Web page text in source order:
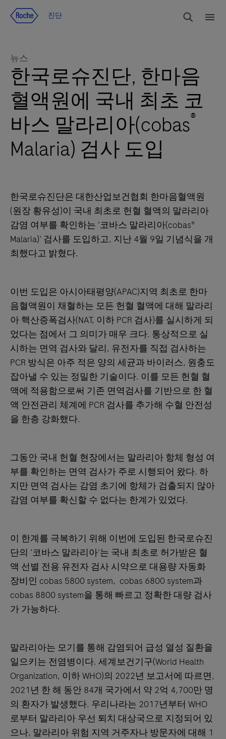
진단
뉴스
한국로슈진단, 한마음
혈액원에 국내 최초 코
바스 말라리아(cobas®
Malaria) 검사 도입
한국로슈진단은 대한산업보건협회 한마음혈액원
(원장 황유성)이 국내 최초로 헌혈 혈액의 말라리아
감염 여부를 확인하는 ‘코바스 말라리아(cobas®
Malaria)’ 검사를 도입하고, 지난 4월 9일 기념식을 개
최했다고 밝혔다.
이번 도입은 아시아태평양(APAC)지역 최초로 한마
음혈액원이 채혈하는 모든 헌혈 혈액에 대해 말라리
아 핵산증폭검사(NAT, 이하 PCR 검사)를 실시하게 되
었다는 점에서 그 의미가 매우 크다. 통상적으로 실
시하는 면역 검사와 달리, 유전자를 직접 검사하는
PCR 방식은 아주 적은 양의 세균과 바이러스, 원충도
잡아낼 수 있는 정밀한 기술이다. 이를 모든 헌혈 혈
액에 적용함으로써 기존 면역검사를 기반으로 한 혈
액 안전관리 체계에 PCR 검사를 추가해 수혈 안전성
을 한층 강화했다.
그동안 국내 헌혈 현장에서는 말라리아 항체 형성 여
부를 확인하는 면역 검사가 주로 시행되어 왔다. 하
지만 면역 검사는 감염 초기에 항체가 검출되지 않아
감염 여부를 확신할 수 없다는 한계가 있었다.
이 한계를 극복하기 위해 이번에 도입된 한국로슈진
단의 ‘코바스 말라리아’는 국내 최초로 허가받은 혈
액 선별 전용 유전자 검사 시약으로 대용량 자동화
장비인 cobas 5800 system, cobas 6800 system과
cobas 8800 system을 통해 빠르고 정확한 대량 검사
가 가능하다.
말라리아는 모기를 통해 감염되어 급성 열성 질환을
일으키는 전염병이다. 세계보건기구(World Health
Organization, 이하 WHO)의 2022년 보고서에 따르면,
2021년 한 해 동안 84개 국가에서 약 2억 4,700만 명
의 환자가 발생했다. 우리나라는 2017년부터 WHO
로부터 말라리아 우선 퇴치 대상국으로 지정되어 있
으나, 말라리아 위험 지역 거주자나 방문자에 대해 1